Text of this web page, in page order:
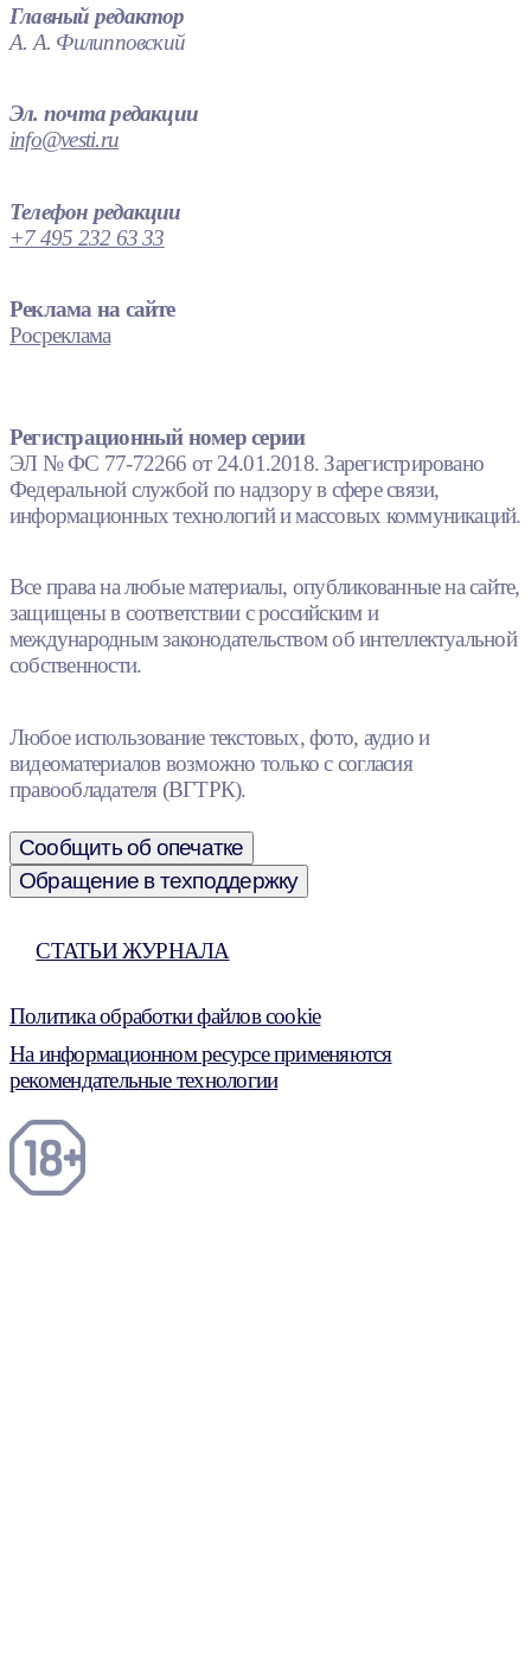
Главный редактор
А. А. Филипповский
Эл. почта редакции
info@vesti.ru
Телефон редакции
+7 495 232 63 33
Реклама на сайте
Росреклама
Регистрационный номер серии
ЭЛ № ФС 77-72266 от 24.01.2018. Зарегистрировано
Федеральной службой по надзору в сфере связи,
информационных технологий и массовых коммуникаций.
Все права на любые материалы, опубликованные на сайте,
защищены в соответствии с российским и
международным законодательством об интеллектуальной
собственности.
Любое использование текстовых, фото, аудио и
видеоматериалов возможно только с согласия
правообладателя (ВГТРК).
Сообщить об опечатке
Обращение в техподдержку
СТАТЬИ ЖУРНАЛА
Политика обработки файлов cookie
На информационном ресурсе применяются
рекомендательные технологии